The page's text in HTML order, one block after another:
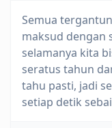
Semua
maksud dengan
selamanya kita
seratus tahun
tahu pasti, jadi
setiap detik